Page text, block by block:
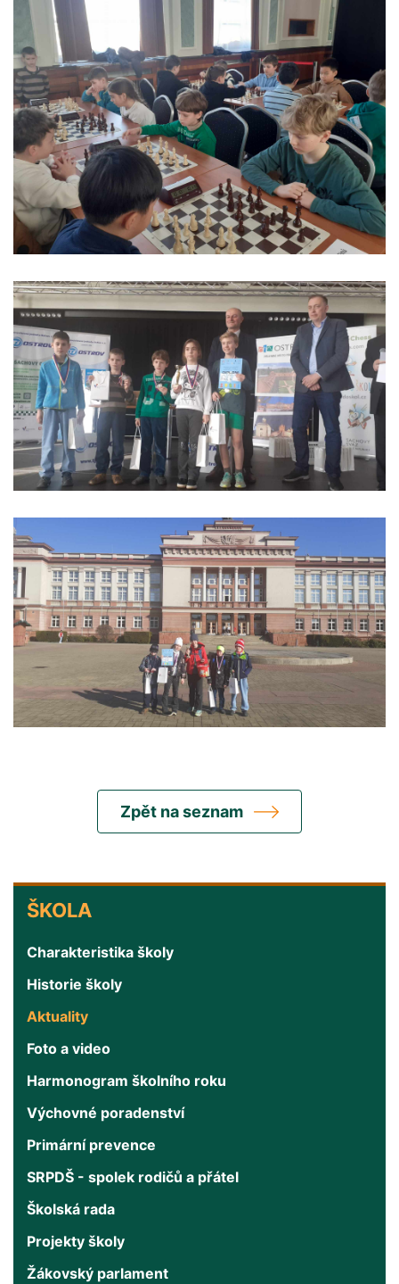
ŠKOLA
ŠKOLA
Charakteristika školy
Historie školy
Aktuality
Foto a video
Harmonogram školního roku
Výchovné poradenství
Primární prevence
SRPDŠ - spolek rodičů a přátel
Školská rada
Projekty školy
Žákovský parlament
Zpět na seznam